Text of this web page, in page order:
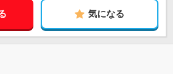
気になる